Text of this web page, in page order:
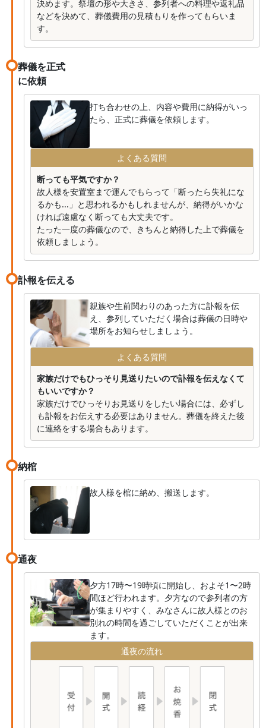
決めます。祭壇の形や大きさ、参列者への料理や返礼品
などを決めて、葬儀費用の見積もりを作ってもらいま
す。
葬儀を正式
に依頼
打ち合わせの上、内容や費用に納得がいっ
たら、正式に葬儀を依頼します。
よくある質問
断っても平気ですか？
故人様を安置室まで運んでもらって「断ったら失礼にな
るかも...」と思われるかもしれませんが、納得がいかな
ければ遠慮なく断っても大丈夫です。
たった一度の葬儀なので、きちんと納得した上で葬儀を
依頼しましょう。
訃報を伝える
親族や生前関わりのあった方に訃報を伝
え、参列していただく場合は葬儀の日時や
場所をお知らせしましょう。
よくある質問
家族だけでもひっそり見送りたいので訃報を伝えなくて
もいいですか？
家族だけでひっそりお見送りをしたい場合には、必ずし
も訃報をお伝えする必要はありません。葬儀を終えた後
に連絡をする場合もあります。
納棺
故人様を棺に納め、搬送します。
通夜
夕方17時〜19時頃に開始し、およそ1〜2時
間ほど行われます。夕方なので参列者の方
が集まりやすく、みなさんに故人様とのお
別れの時間を過ごしていただくことが出来
ます。
通夜の流れ